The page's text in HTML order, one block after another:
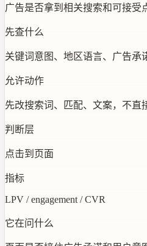
广告是否拿到相关搜索和可接受
先查什么
关键词意图、地区语言、广告承
允许动作
先改搜索词、匹配、文案，不直
判断层
点击到页面
指标
LPV / engagement / CVR
它在问什么